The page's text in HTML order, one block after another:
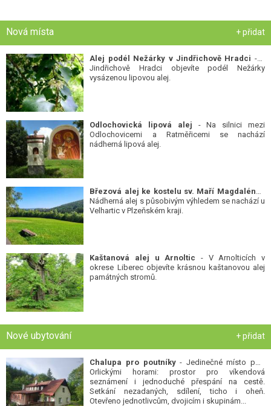
Nová místa + přidat
Alej podél Nežárky v Jindřichově Hradci - V
Jindřichově Hradci objevíte podél Nežárky
vysázenou lipovou alej.
Odlochovická lipová alej - Na silnici mezi
Odlochovicemi a Ratměřicemi se nachází
nádherná lipová alej.
Březová alej ke kostelu sv. Maří Magdalény-
Nádherná alej s působivým výhledem se nachází u
Velhartic v Plzeňském kraji.
Kaštanová alej u Arnoltic - V Arnolticích v
okrese Liberec objevíte krásnou kaštanovou alej
památných stromů.
Nové ubytování + přidat
Chalupa pro poutníky- Jedinečné místo pod
Orlickými horami: prostor pro víkendová
seznámení i jednoduché přespání na cestě.
Setkání nezadaných, sdílení, ticho i oheň.
Otevřeno jednotlivcům, dvojicím i skupinám...